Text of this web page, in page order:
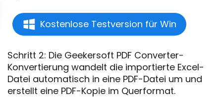
Kostenlose Testversion für Win
Schritt 2: Die Geekersoft PDF Converter-
Konvertierung wandelt die importierte Excel-
Datei automatisch in eine PDF-Datei um und
erstellt eine PDF-Kopie im Querformat.